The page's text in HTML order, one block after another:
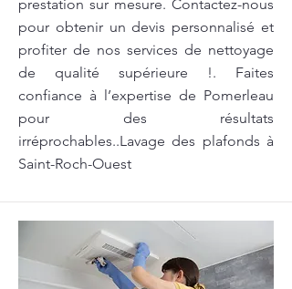
prestation sur mesure. Contactez-nous
pour obtenir un devis personnalisé et
profiter de nos services de nettoyage
de qualité supérieure !. Faites
confiance à l’expertise de Pomerleau
pour des résultats
irréprochables..Lavage des plafonds à
Saint-Roch-Ouest